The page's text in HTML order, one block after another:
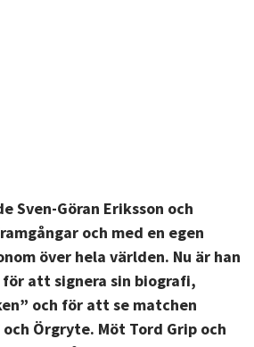
Sven-Göran Eriksson och
och med en egen
över hela världen. Nu är han
att signera sin biografi,
och för att se matchen
Örgryte. Möt Tord Grip och